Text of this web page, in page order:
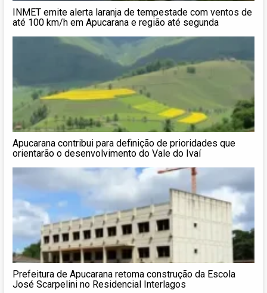
INMET emite alerta laranja de tempestade com ventos de
até 100 km/h em Apucarana e região até segunda
Apucarana contribui para definição de prioridades que
orientarão o desenvolvimento do Vale do Ivaí
Prefeitura de Apucarana retoma construção da Escola
José Scarpelini no Residencial Interlagos